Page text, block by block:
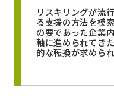
リスキリングが流
る支援の方法を模
の要であった企業
軸に進められてき
的な転換が求めら